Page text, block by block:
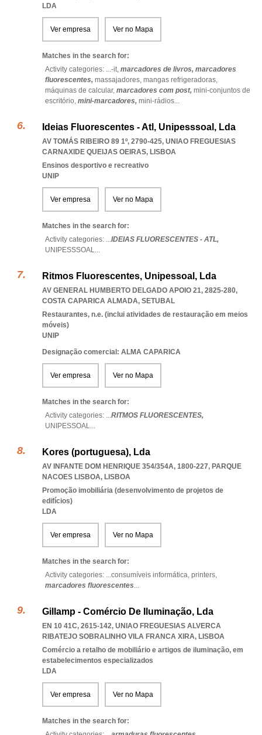
LDA
Ver empresa Ver no Mapa
Matches in the search for:
Activity categories: ...-it, marcadores de livros, marcadores
fluorescentes, massajadores, mangas refrigeradoras,
máquinas de calcular, marcadores com post, mini-conjuntos de
escritório, mini-marcadores, mini-rádios...
Ideias Fluorescentes - Atl, Unipesssoal, Lda
AV TOMÁS RIBEIRO 89 1º, 2790-425, UNIAO FREGUESIAS
CARNAXIDE QUEIJAS OEIRAS, LISBOA
Ensinos desportivo e recreativo
UNIP
Ver empresa Ver no Mapa
Matches in the search for:
Activity categories: ...IDEIAS FLUORESCENTES - ATL,
UNIPESSSOAL...
Ritmos Fluorescentes, Unipessoal, Lda
AV GENERAL HUMBERTO DELGADO APOIO 21, 2825-280,
COSTA CAPARICA ALMADA, SETUBAL
Restaurantes, n.e. (inclui atividades de restauração em meios
móveis)
UNIP
Designação comercial: ALMA CAPARICA
Ver empresa Ver no Mapa
Matches in the search for:
Activity categories: ...RITMOS FLUORESCENTES,
UNIPESSOAL...
Kores (portuguesa), Lda
AV INFANTE DOM HENRIQUE 354/354A, 1800-227, PARQUE
NACOES LISBOA, LISBOA
Promoção imobiliária (desenvolvimento de projetos de
edifícios)
LDA
Ver empresa Ver no Mapa
Matches in the search for:
Activity categories: ...consumíveis informática, printers,
marcadores fluorescentes...
Gillamp - Comércio De Iluminação, Lda
EN 10 41C, 2615-142, UNIAO FREGUESIAS ALVERCA
RIBATEJO SOBRALINHO VILA FRANCA XIRA, LISBOA
Comércio a retalho de mobiliário e artigos de iluminação, em
estabelecimentos especializados
LDA
Ver empresa Ver no Mapa
Matches in the search for: